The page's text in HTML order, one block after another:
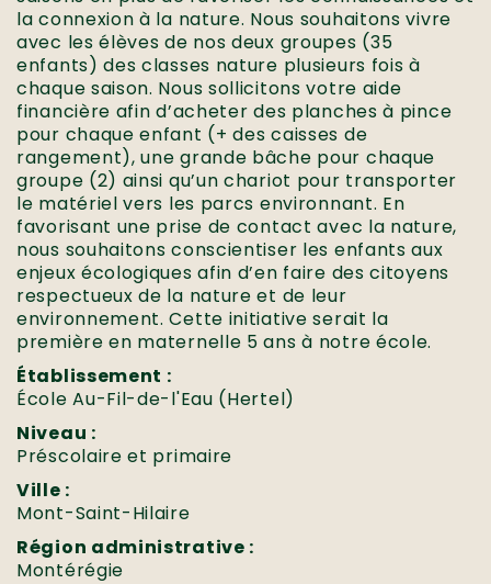
la connexion à la nature. Nous souhaitons vivre
avec les élèves de nos deux groupes (35
enfants) des classes nature plusieurs fois à
chaque saison. Nous sollicitons votre aide
financière afin d’acheter des planches à pince
pour chaque enfant (+ des caisses de
rangement), une grande bâche pour chaque
groupe (2) ainsi qu’un chariot pour transporter
le matériel vers les parcs environnant. En
favorisant une prise de contact avec la nature,
nous souhaitons conscientiser les enfants aux
enjeux écologiques afin d’en faire des citoyens
respectueux de la nature et de leur
environnement. Cette initiative serait la
première en maternelle 5 ans à notre école.
Établissement :
École Au-Fil-de-l'Eau (Hertel)
Niveau :
Préscolaire et primaire
Ville :
Mont-Saint-Hilaire
Région administrative :
Montérégie